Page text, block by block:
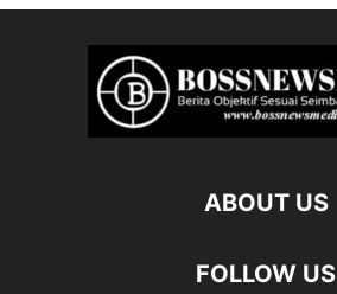
ABOUT US
FOLLOW US